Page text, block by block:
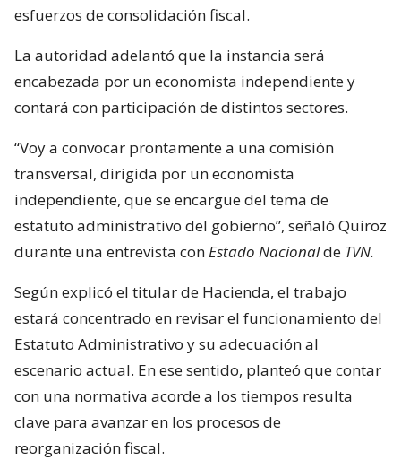
esfuerzos de consolidación fiscal.
La autoridad adelantó que la instancia será
encabezada por un economista independiente y
contará con participación de distintos sectores.
“Voy a convocar prontamente a una comisión
transversal, dirigida por un economista
independiente, que se encargue del tema de
estatuto administrativo del gobierno”, señaló Quiroz
durante una entrevista conEstado Nacionalde TVN.
Según explicó el titular de Hacienda, el trabajo
estará concentrado en revisar el funcionamiento del
Estatuto Administrativo y su adecuación al
escenario actual. En ese sentido, planteó que contar
con una normativa acorde a los tiempos resulta
clave para avanzar en los procesos de
reorganización fiscal.